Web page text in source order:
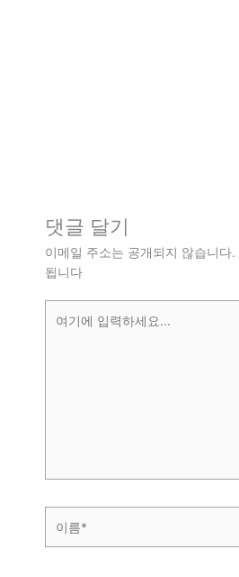
댓글 달기
이메일 주소는 공개되지 않습니다.
됩니다